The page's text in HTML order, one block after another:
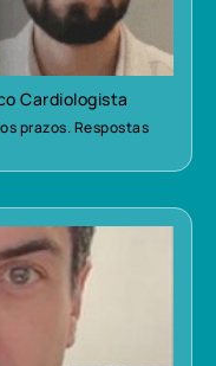
Cardiologista
prazos. Respostas